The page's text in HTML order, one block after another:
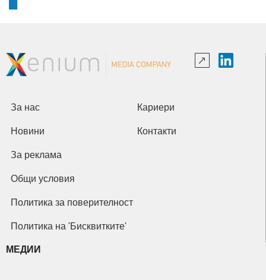
За нас Кариери
Новини Контакти
За реклама
Общи условия
Политика за поверителност
Политика на 'Бисквитките'
МЕДИИ